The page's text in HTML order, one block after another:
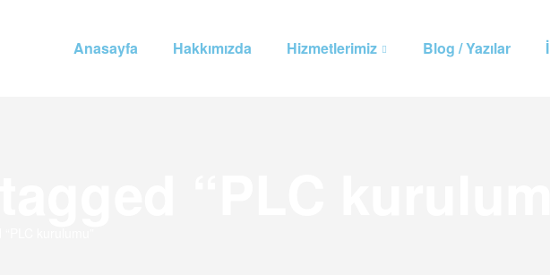
Anasayfa Hakkımızda Hizmetlerimiz Blog / Yazılar